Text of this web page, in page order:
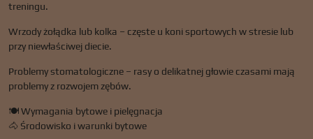
treningu.
Wrzody żołądka lub kolka – częste u koni sportowych w stresie lub
przy niewłaściwej diecie.
Problemy stomatologiczne – rasy o delikatnej głowie czasami mają
problemy z rozwojem zębów.
🍽️ Wymagania bytowe i pielęgnacja
🐴 Środowisko i warunki bytowe